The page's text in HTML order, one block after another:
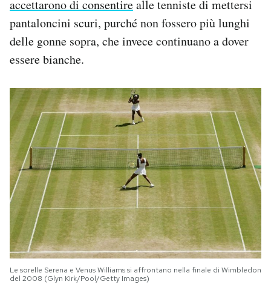
accettarono di consentirealle tenniste di mettersi
pantaloncini scuri, purché non fossero più lunghi
delle gonne sopra, che invece continuano a dover
essere bianche.
Le sorelle Serena e Venus Williams si affrontano nella finale di Wimbledon
del 2008 (Glyn Kirk/Pool/Getty Images)